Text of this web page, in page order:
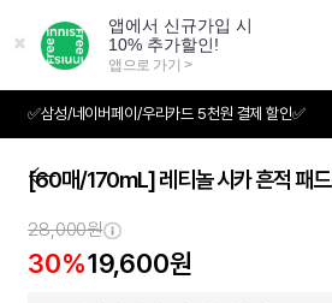
가
✅삼성/네이버페이/우리카드 5천원 결제 할인✅
[60매/170mL] 레티놀 시카 흔적 패드
28,000원
30%19,600원